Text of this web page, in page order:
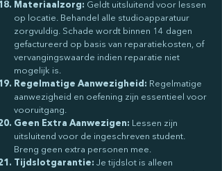
Materiaalzorg: Geldt uitsluitend voor lessen
op locatie. Behandel alle studioapparatuur
zorgvuldig. Schade wordt binnen 14 dagen
gefactureerd op basis van reparatiekosten, of
vervangingswaarde indien reparatie niet
mogelijk is.
Regelmatige Aanwezigheid: Regelmatige
aanwezigheid en oefening zijn essentieel voor
vooruitgang.
Geen Extra Aanwezigen: Lessen zijn
uitsluitend voor de ingeschreven student.
Breng geen extra personen mee.
Tijdslotgarantie: Je tijdslot is alleen